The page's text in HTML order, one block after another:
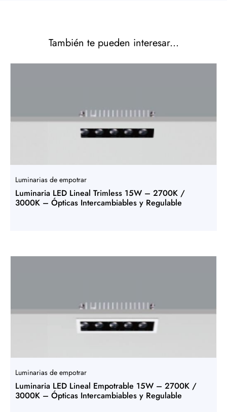
También te pueden interesar...
Luminarias de empotrar
Luminaria LED Lineal Trimless 15W – 2700K /
3000K – Ópticas Intercambiables y Regulable
Luminarias de empotrar
Luminaria LED Lineal Empotrable 15W – 2700K /
3000K – Ópticas Intercambiables y Regulable